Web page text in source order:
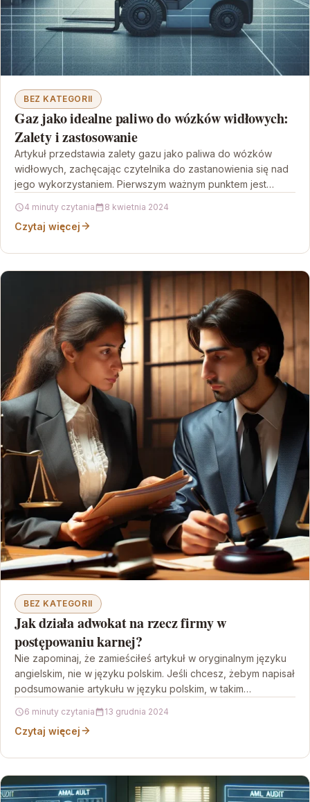
BEZ KATEGORII
Gaz jako idealne paliwo do wózków widłowych:
Zalety i zastosowanie
Artykuł przedstawia zalety gazu jako paliwa do wózków
widłowych, zachęcając czytelnika do zastanowienia się nad
jego wykorzystaniem. Pierwszym ważnym punktem jest
4 minuty czytania 8 kwietnia 2024
Czytaj więcej
BEZ KATEGORII
Jak działa adwokat na rzecz firmy w
postępowaniu karnej?
Nie zapominaj, że zamieściłeś artykuł w oryginalnym języku
angielskim, nie w języku polskim. Jeśli chcesz, żebym napisał
podsumowanie artykułu w języku polskim, w takim…
6 minuty czytania 13 grudnia 2024
Czytaj więcej